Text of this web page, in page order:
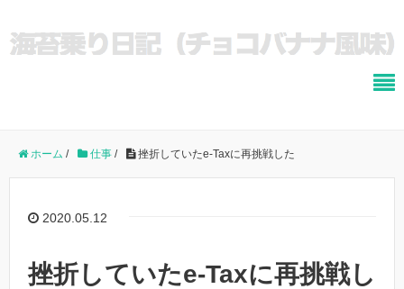
ホーム / 仕事 / 挫折していたe-Taxに再挑戦した
2020.05.12
挫折していたe-Taxに再挑戦し